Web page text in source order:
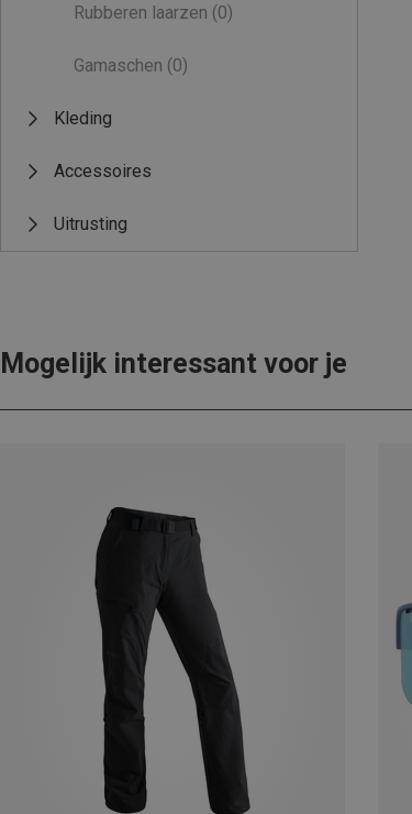
Rubberen laarzen (0)
Gamaschen (0)
Kleding
Accessoires
Uitrusting
Mogelijk interessant voor je